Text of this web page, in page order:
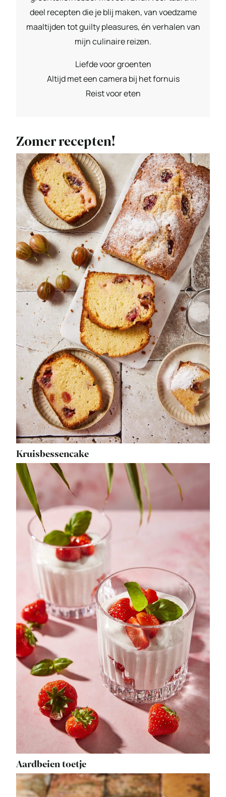
deel recepten die je blij maken, van voedzame
maaltijden tot guilty pleasures, én verhalen van
mijn culinaire reizen.
Liefde voor groenten
Altijd met een camera bij het fornuis
Reist voor eten
Zomer recepten!
Kruisbessencake
Aardbeien toetje